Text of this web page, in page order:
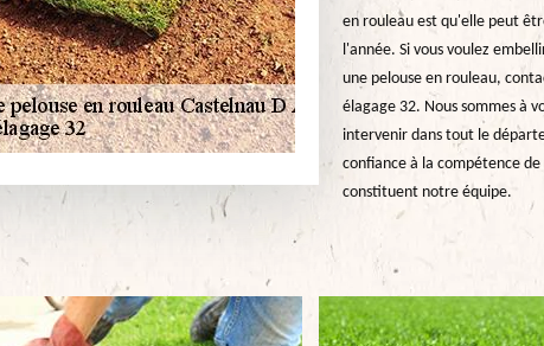
en rouleau est qu'elle peut
l'année. Si vous voulez
une pelouse en rouleau,
élagage 32. Nous sommes à
intervenir dans tout le
confiance à la compétence
constituent notre équipe.